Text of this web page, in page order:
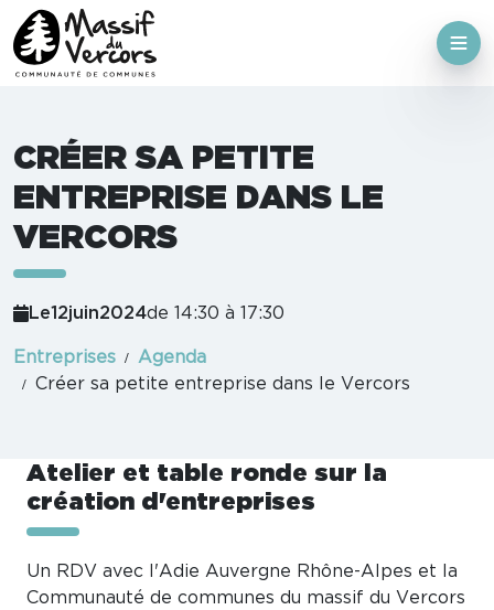
CRÉER SA PETITE
ENTREPRISE DANS LE
VERCORS
Le12juin2024de 14:30 à 17:30
Entreprises
Agenda
Créer sa petite entreprise dans le Vercors
Atelier et table ronde sur la
création d'entreprises
Un RDV avec l'Adie Auvergne Rhône-Alpes et la
Communauté de communes du massif du Vercors